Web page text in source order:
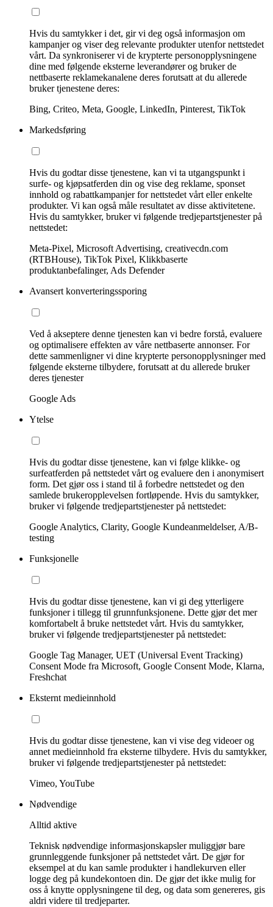
Hvis du samtykker i det, gir vi deg også informasjon om
kampanjer og viser deg relevante produkter utenfor nettstedet
vårt. Da synkroniserer vi de krypterte personopplysningene
dine med følgende eksterne leverandører og bruker de
nettbaserte reklamekanalene deres forutsatt at du allerede
bruker tjenestene deres:
Bing, Criteo, Meta, Google, LinkedIn, Pinterest, TikTok
Markedsføring
Hvis du godtar disse tjenestene, kan vi ta utgangspunkt i
surfe- og kjøpsatferden din og vise deg reklame, sponset
innhold og rabattkampanjer for nettstedet vårt eller enkelte
produkter. Vi kan også måle resultatet av disse aktivitetene.
Hvis du samtykker, bruker vi følgende tredjepartstjenester på
nettstedet:
Meta-Pixel, Microsoft Advertising, creativecdn.com
(RTBHouse), TikTok Pixel, Klikkbaserte
produktanbefalinger, Ads Defender
Avansert konverteringssporing
Ved å akseptere denne tjenesten kan vi bedre forstå, evaluere
og optimalisere effekten av våre nettbaserte annonser. For
dette sammenligner vi dine krypterte personopplysninger med
følgende eksterne tilbydere, forutsatt at du allerede bruker
deres tjenester
Google Ads
Ytelse
Hvis du godtar disse tjenestene, kan vi følge klikke- og
surfeatferden på nettstedet vårt og evaluere den i anonymisert
form. Det gjør oss i stand til å forbedre nettstedet og den
samlede brukeropplevelsen fortløpende. Hvis du samtykker,
bruker vi følgende tredjepartstjenester på nettstedet:
Google Analytics, Clarity, Google Kundeanmeldelser, A/B-
testing
Funksjonelle
Hvis du godtar disse tjenestene, kan vi gi deg ytterligere
funksjoner i tillegg til grunnfunksjonene. Dette gjør det mer
komfortabelt å bruke nettstedet vårt. Hvis du samtykker,
bruker vi følgende tredjepartstjenester på nettstedet:
Google Tag Manager, UET (Universal Event Tracking)
Consent Mode fra Microsoft, Google Consent Mode, Klarna,
Freshchat
Eksternt medieinnhold
Hvis du godtar disse tjenestene, kan vi vise deg videoer og
annet medieinnhold fra eksterne tilbydere. Hvis du samtykker,
bruker vi følgende tredjepartstjenester på nettstedet:
Vimeo, YouTube
Nødvendige
Alltid aktive
Teknisk nødvendige informasjonskapsler muliggjør bare
grunnleggende funksjoner på nettstedet vårt. De gjør for
eksempel at du kan samle produkter i handlekurven eller
logge deg på kundekontoen din. De gjør det ikke mulig for
oss å knytte opplysningene til deg, og data som genereres, gis
aldri videre til tredjeparter.